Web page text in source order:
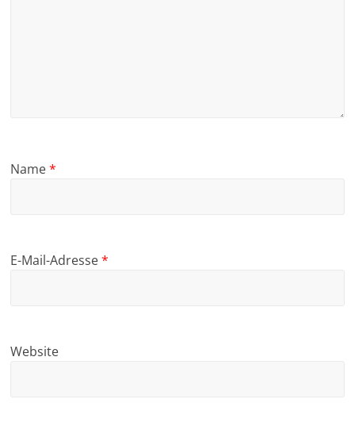
Name*
E-Mail-Adresse*
Website